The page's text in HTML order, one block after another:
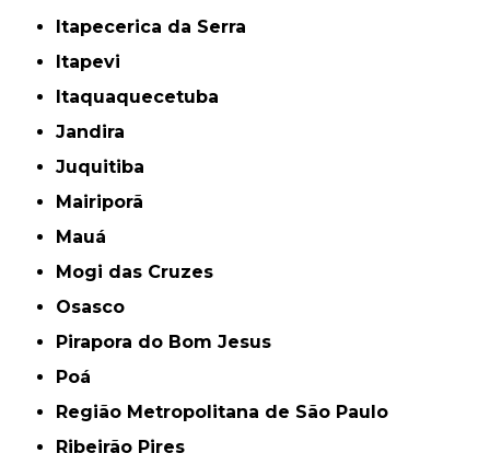
Itapecerica da Serra
Itapevi
Itaquaquecetuba
Jandira
Juquitiba
Mairiporã
Mauá
Mogi das Cruzes
Osasco
Pirapora do Bom Jesus
Poá
Região Metropolitana de São Paulo
Ribeirão Pires